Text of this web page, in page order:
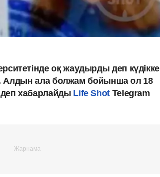
оқ жаудырды деп күдікке
Алдын ала болжам бойынша ол 18
хабарлайды Life Shot Telegram